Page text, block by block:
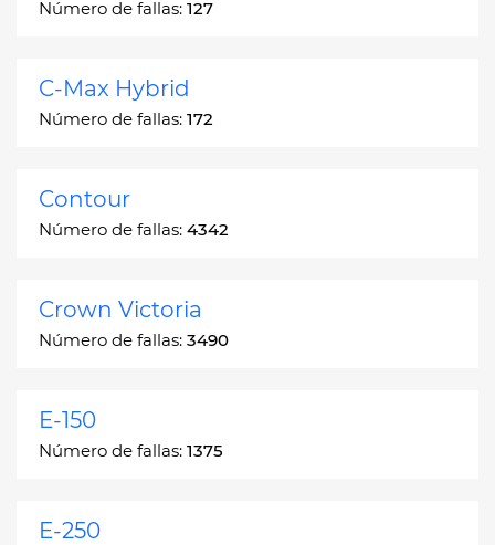
Número de fallas: 127
C-Max Hybrid
Número de fallas: 172
Contour
Número de fallas: 4342
Crown Victoria
Número de fallas: 3490
E-150
Número de fallas: 1375
E-250